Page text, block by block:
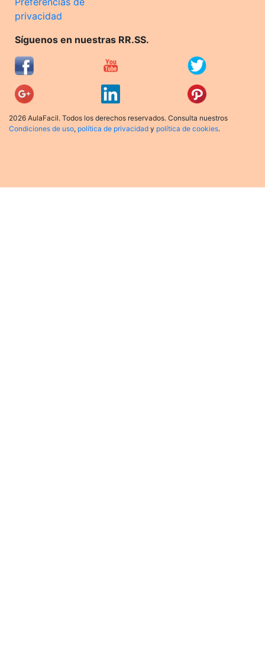
privacidad
Síguenos en nuestras RR.SS.
2026 AulaFacil. Todos los derechos reservados. Consulta nuestros
Condiciones de uso, política de privacidad y política de cookies.